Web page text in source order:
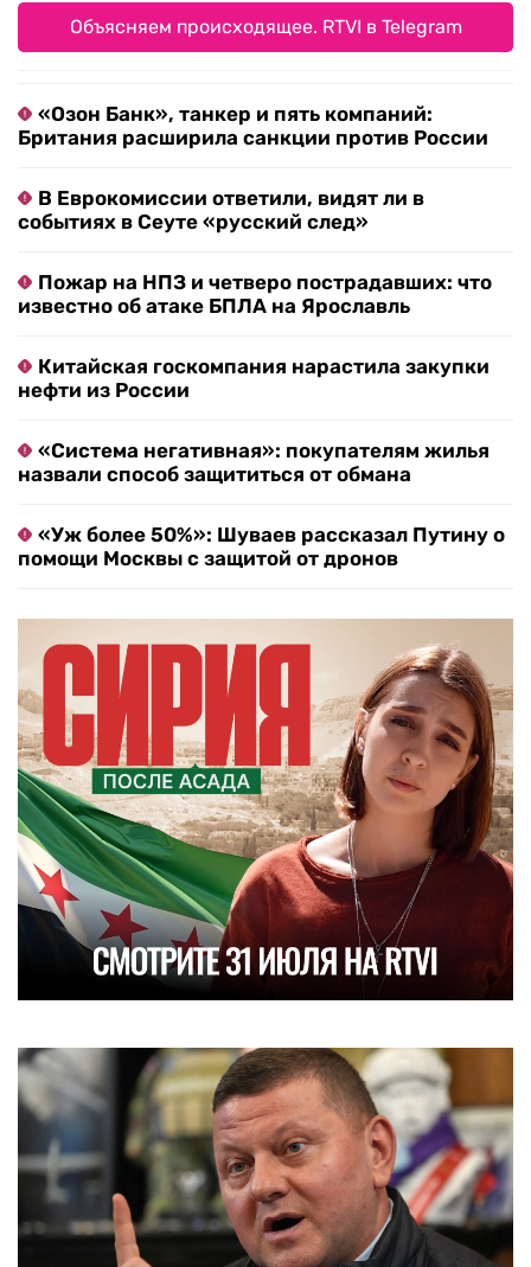
Объясняем происходящее. RTVI в Telegram
«Озон Банк», танкер и пять компаний:
Британия расширила санкции против России
В Еврокомиссии ответили, видят ли в
событиях в Сеуте «русский след»
Пожар на НПЗ и четверо пострадавших: что
известно об атаке БПЛА на Ярославль
Китайская госкомпания нарастила закупки
нефти из России
«Система негативная»: покупателям жилья
назвали способ защититься от обмана
«Уж более 50%»: Шуваев рассказал Путину о
помощи Москвы с защитой от дронов